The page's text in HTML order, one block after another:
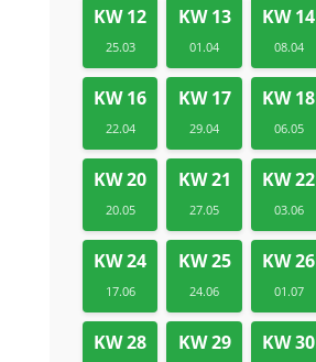
KW 12
25.03
KW 13
01.04
KW 14
08.04
KW 16
22.04
KW 17
29.04
KW 18
06.05
KW 20
20.05
KW 21
27.05
KW 22
03.06
KW 24
17.06
KW 25
24.06
KW 26
01.07
KW 28 KW 29 KW 30